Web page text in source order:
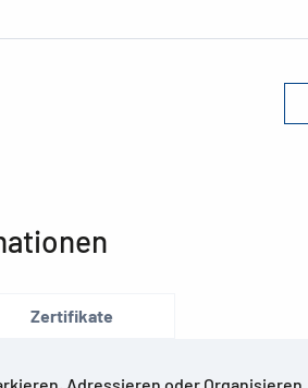
Zertifikate